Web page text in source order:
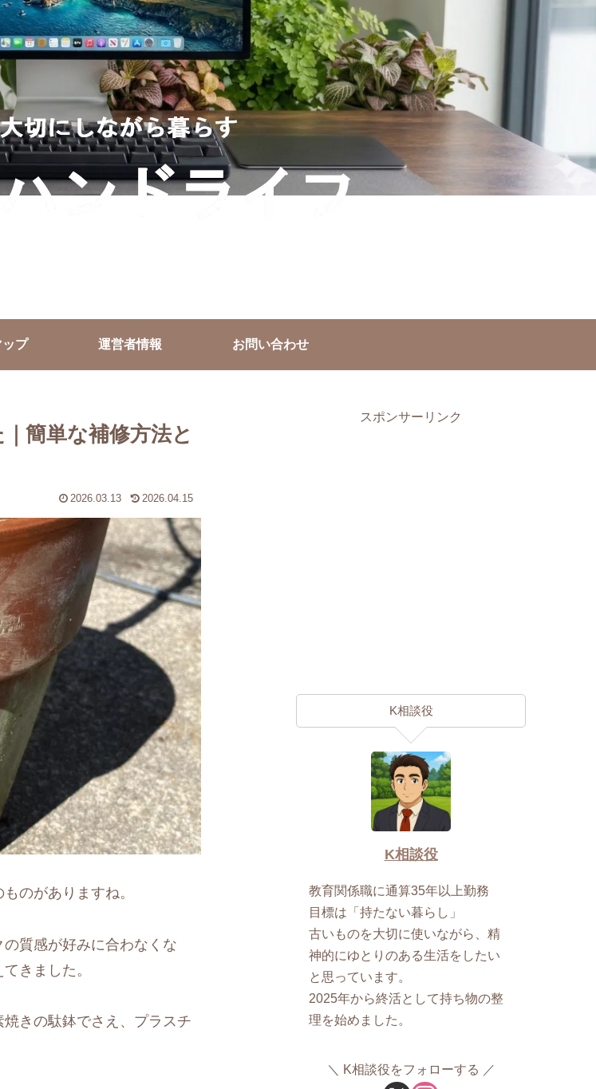
プ 運営者情報 お問い合わせ
簡単な補修方法と
2026.03.13 2026.04.15
のがありますね。
質感が好みに合わなくな
きました。
きの駄鉢でさえ、プラスチ
スポンサーリンク
K相談役
K相談役
教育関係職に通算35年以上勤務
目標は「持たない暮らし」
古いものを大切に使いながら、精
神的にゆとりのある生活をしたい
と思っています。
2025年から終活として持ち物の整
理を始めました。
K相談役をフォローする